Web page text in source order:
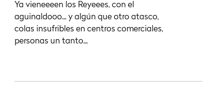
Ya vieneeeen los Reyeees, con el
aguinaldooo... y algún que otro atasco,
colas insufribles en centros comerciales,
personas un tanto...